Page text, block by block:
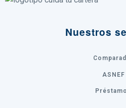
Nuestros
ASNEF